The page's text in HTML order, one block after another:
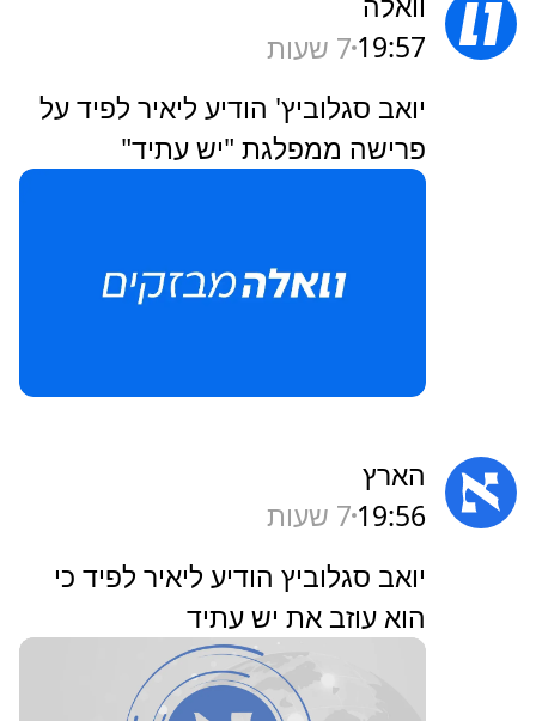
19:57 7 שעות
יואב סגלוביץ' הודיע ליאיר לפיד על
פרישה ממפלגת "יש עתיד"
הארץ
19:56 7 שעות
‏יואב סגלוביץ הודיע ליאיר לפיד כי
הוא עוזב את יש עתיד